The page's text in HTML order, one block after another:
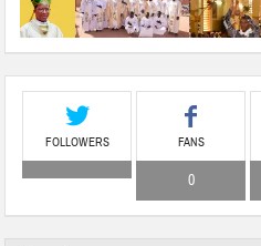
FOLLOWERS FANS
0